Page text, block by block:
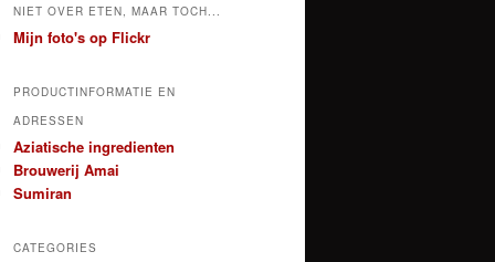
NIET OVER ETEN, MAAR TOCH...
Mijn foto's op Flickr
PRODUCTINFORMATIE EN
ADRESSEN
Aziatische ingredienten
Brouwerij Amai
Sumiran
CATEGORIES